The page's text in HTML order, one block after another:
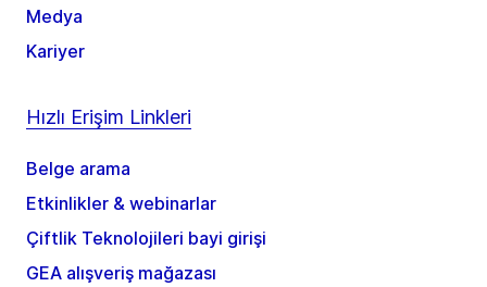
Medya
Kariyer
Hızlı Erişim Linkleri
Belge arama
Etkinlikler & webinarlar
Çiftlik Teknolojileri bayi girişi
GEA alışveriş mağazası